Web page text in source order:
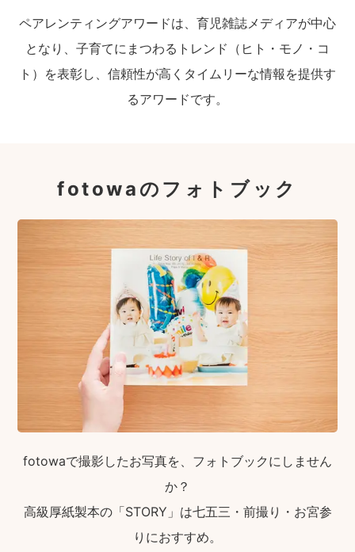
ペアレンティングアワードは、育児雑誌メディアが中心
となり、子育てにまつわるトレンド（ヒト・モノ・コ
ト）を表彰し、信頼性が高くタイムリーな情報を提供す
るアワードです。
fotowaのフォトブック
fotowaで撮影したお写真を、フォトブックにしません
か？
高級厚紙製本の「STORY」は七五三・前撮り・お宮参
りにおすすめ。